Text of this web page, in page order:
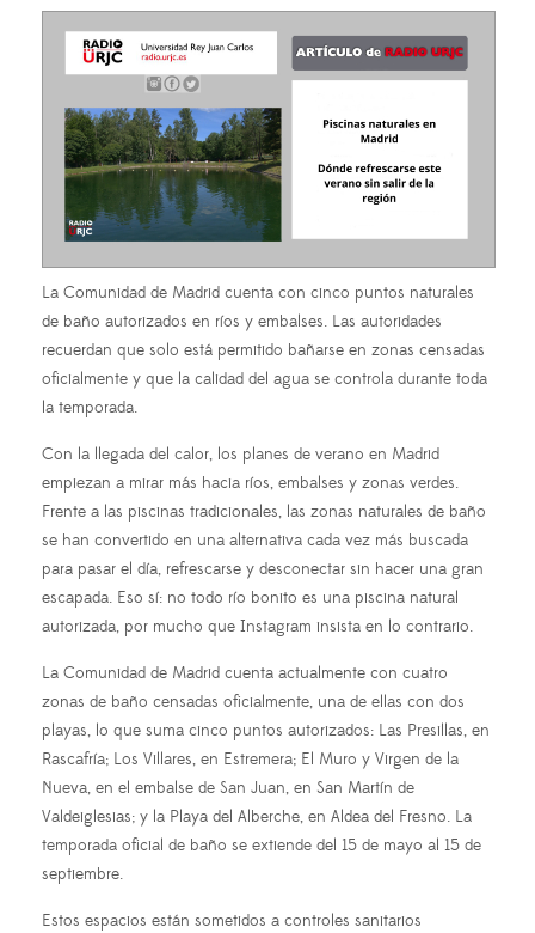
La Comunidad de Madrid cuenta con cinco puntos naturales
de baño autorizados en ríos y embalses. Las autoridades
recuerdan que solo está permitido bañarse en zonas censadas
oficialmente y que la calidad del agua se controla durante toda
la temporada.
Con la llegada del calor, los planes de verano en Madrid
empiezan a mirar más hacia ríos, embalses y zonas verdes.
Frente a las piscinas tradicionales, las zonas naturales de baño
se han convertido en una alternativa cada vez más buscada
para pasar el día, refrescarse y desconectar sin hacer una gran
escapada. Eso sí: no todo río bonito es una piscina natural
autorizada, por mucho que Instagram insista en lo contrario.
La Comunidad de Madrid cuenta actualmente con cuatro
zonas de baño censadas oficialmente, una de ellas con dos
playas, lo que suma cinco puntos autorizados: Las Presillas, en
Rascafría; Los Villares, en Estremera; El Muro y Virgen de la
Nueva, en el embalse de San Juan, en San Martín de
Valdeiglesias; y la Playa del Alberche, en Aldea del Fresno. La
temporada oficial de baño se extiende del 15 de mayo al 15 de
septiembre.
Estos espacios están sometidos a controles sanitarios